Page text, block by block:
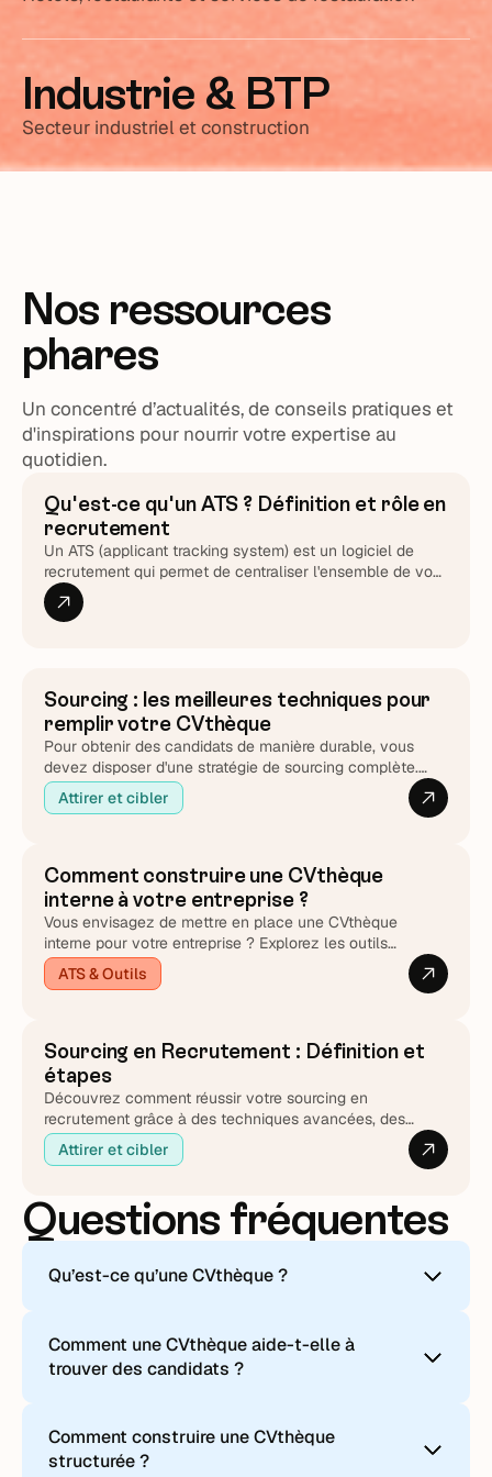
Industrie & BTP
Secteur industriel et construction
Nos ressources
phares
Un concentré d’actualités, de conseils pratiques et
d'inspirations pour nourrir votre expertise au
quotidien.
ATS & Outils
Qu'est-ce qu'un ATS ? Définition et rôle en
recrutement
Un ATS (applicant tracking system) est un logiciel de
recrutement qui permet de centraliser l'ensemble de vos
actions et données dans un outil unique.
Sourcing : les meilleures techniques pour
remplir votre CVthèque
Pour obtenir des candidats de manière durable, vous
devez disposer d'une stratégie de sourcing complète.
Votre cvthèque de talent grandira ainsi que votre nombre
d'embauches.
Attirer et cibler
Comment construire une CVthèque
interne à votre entreprise ?
Vous envisagez de mettre en place une CVthèque
interne pour votre entreprise ? Explorez les outils
disponibles et nos meilleures recommandations.
ATS & Outils
Sourcing en Recrutement : Définition et
étapes
Découvrez comment réussir votre sourcing en
recrutement grâce à des techniques avancées, des
outils performants et des stratégies adaptées aux défis
d’aujourd’hui.
Attirer et cibler
Questions fréquentes
Qu’est-ce qu’une CVthèque ?
historiques de candidatures, afin de faciliter la
recherche et l’activation de talents existants.
Comment une CVthèque aide-t-elle à
trouver des candidats ?
retrouver rapidement des profils déjà
Comment construire une CVthèque
structurée ?